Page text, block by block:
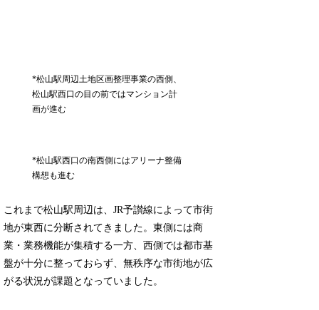
*松山駅周辺土地区画整理事業の西側、
松山駅西口の目の前ではマンション計
画が進む
*松山駅西口の南西側にはアリーナ整備
構想も進む
これまで松山駅周辺は、JR予讃線によって市街
地が東西に分断されてきました。東側には商
業・業務機能が集積する一方、西側では都市基
盤が十分に整っておらず、無秩序な市街地が広
がる状況が課題となっていました。